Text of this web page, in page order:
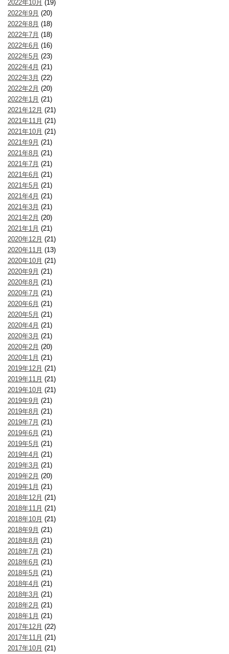
2022年10月 (19)
2022年9月 (20)
2022年8月 (18)
2022年7月 (18)
2022年6月 (16)
2022年5月 (23)
2022年4月 (21)
2022年3月 (22)
2022年2月 (20)
2022年1月 (21)
2021年12月 (21)
2021年11月 (21)
2021年10月 (21)
2021年9月 (21)
2021年8月 (21)
2021年7月 (21)
2021年6月 (21)
2021年5月 (21)
2021年4月 (21)
2021年3月 (21)
2021年2月 (20)
2021年1月 (21)
2020年12月 (21)
2020年11月 (13)
2020年10月 (21)
2020年9月 (21)
2020年8月 (21)
2020年7月 (21)
2020年6月 (21)
2020年5月 (21)
2020年4月 (21)
2020年3月 (21)
2020年2月 (20)
2020年1月 (21)
2019年12月 (21)
2019年11月 (21)
2019年10月 (21)
2019年9月 (21)
2019年8月 (21)
2019年7月 (21)
2019年6月 (21)
2019年5月 (21)
2019年4月 (21)
2019年3月 (21)
2019年2月 (20)
2019年1月 (21)
2018年12月 (21)
2018年11月 (21)
2018年10月 (21)
2018年9月 (21)
2018年8月 (21)
2018年7月 (21)
2018年6月 (21)
2018年5月 (21)
2018年4月 (21)
2018年3月 (21)
2018年2月 (21)
2018年1月 (21)
2017年12月 (22)
2017年11月 (21)
2017年10月 (21)